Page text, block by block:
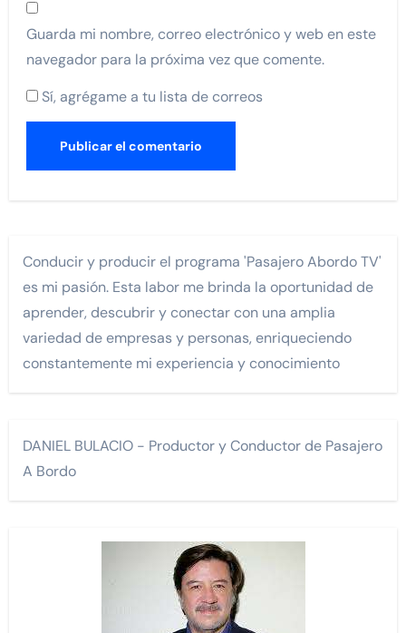
Guarda mi nombre, correo electrónico y web en este
navegador para la próxima vez que comente.
Sí, agrégame a tu lista de correos
Conducir y producir el programa 'Pasajero Abordo TV'
es mi pasión. Esta labor me brinda la oportunidad de
aprender, descubrir y conectar con una amplia
variedad de empresas y personas, enriqueciendo
constantemente mi experiencia y conocimiento
DANIEL BULACIO - Productor y Conductor de Pasajero
A Bordo